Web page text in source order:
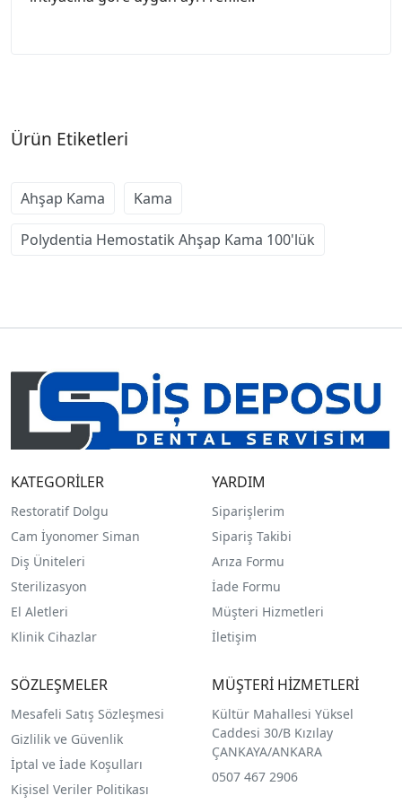
Ürün Etiketleri
Ahşap Kama Kama
Polydentia Hemostatik Ahşap Kama 100'lük
KATEGORİLER
Restoratif Dolgu
Cam İyonomer Siman
Diş Üniteleri
Sterilizasyon
El Aletleri
Klinik Cihazlar
YARDIM
Siparişlerim
Sipariş Takibi
Arıza Formu
İade Formu
Müşteri Hizmetleri
İletişim
SÖZLEŞMELER
Mesafeli Satış Sözleşmesi
Gizlilik ve Güvenlik
İptal ve İade Koşulları
Kişisel Veriler Politikası
MÜŞTERİ HİZMETLERİ
Kültür Mahallesi Yüksel
Caddesi 30/B Kızılay
ÇANKAYA/ANKARA
0507 467 2906